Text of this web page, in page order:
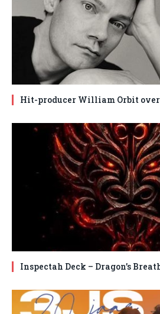
Hit-producer William Orbit
Inspectah Deck – Dragon’s